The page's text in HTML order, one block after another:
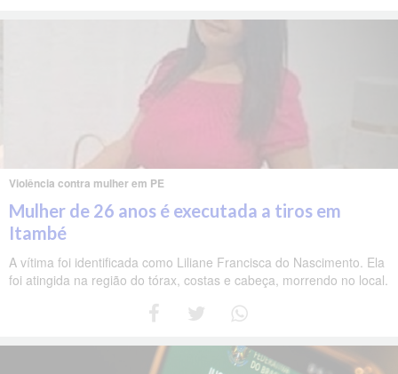
Violência contra mulher em PE
Mulher de 26 anos é executada a tiros em
Itambé
A vítima foi identificada como Liliane Francisca do Nascimento. Ela
foi atingida na região do tórax, costas e cabeça, morrendo no local.